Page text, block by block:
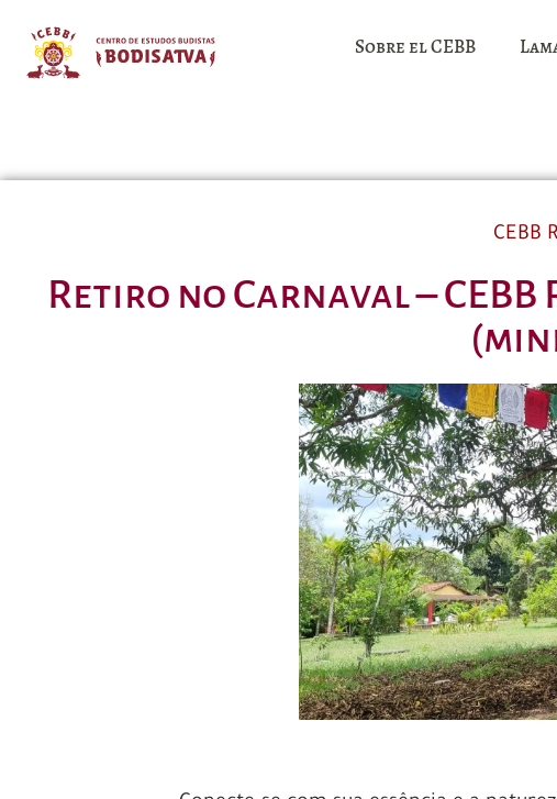
Sobre el CEBB
CEBB
Retiro no Carnaval –